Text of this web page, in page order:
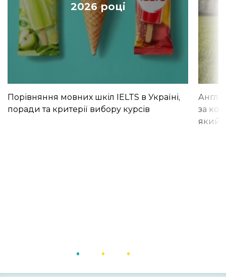
2026 році
Порівняння мовних шкіл IELTS в Україні,
поради та критерії вибору курсів
за
який